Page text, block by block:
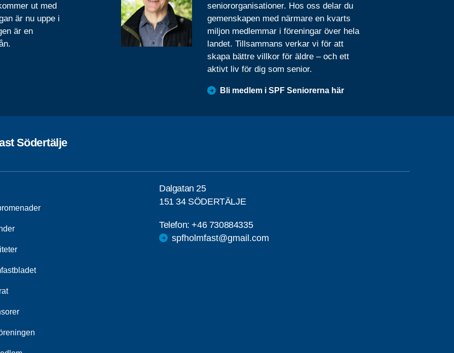
ut med
är nu uppe i
är en
seniororganisationer. Hos oss delar du
gemenskapen med närmare en kvarts
miljon medlemmar i föreningar över hela
landet. Tillsammans verkar vi för att
skapa bättre villkor för äldre – och ett
aktivt liv för dig som senior.
Bli medlem i SPF Seniorerna här
Södertälje
Dalgatan 25
151 34 SÖDERTÄLJE
Telefon:+46 730884335
spfholmfast@gmail.com